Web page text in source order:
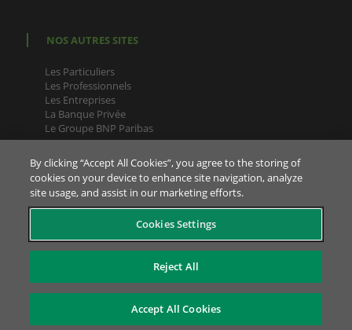
NOS AUTRES SITES
Les Particuliers
Les Professionnels
Les Entreprises
La Banque Privée
Le Groupe BNP Paribas
Pour la bonne exécution de vos contrats, et en cas de
réclamations/contestations, votre Conseiller est joignable sur
sa ligne directe (appel non surtaxé). Si vous ne disposez plus
de son numéro de téléphone direct, envoyez-lui un message
par votre messagerie sécurisée, il vous le donnera à nouveau
en retour.
By clicking “Accept All Cookies”, you agree to the storing of
cookies on your device to enhance site navigation, analyze
site usage, and assist in our marketing efforts.
Cookies Settings
Reject All
Accept All Cookies